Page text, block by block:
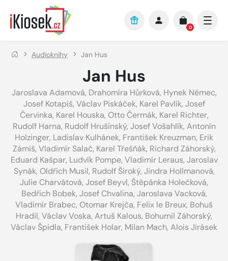
Přejít na hlavní obsah
0
Audioknihy Jan Hus
Jan Hus
Jaroslava Adamová, Drahomíra Hůrková, Hynek Němec,
Josef Kotapiš, Václav Piskáček, Karel Pavlík, Josef
Červinka, Karel Houska, Otto Čermák, Karel Richter,
Rudolf Harna, Rudolf Hrušínský, Josef Vošahlík, Antonín
Holzinger, Ladislav Kulhánek, František Kreuzman, Erik
Zámiš, Vladimír Salač, Karel Třešňák, Richard Záhorský,
Eduard Kašpar, Ludvík Pompe, Vladimír Leraus, Jaroslav
Synák, Oldřich Musil, Rudolf Široký, Jindra Hollmanová,
Julie Charvátová, Josef Beyvl, Štěpánka Holečková,
Bedřich Bobek, Josef Chvalina, Jaroslava Vacková,
Vladimír Brabec, Otomar Krejča, Felix le Breux, Bohuš
Hradil, Václav Voska, Artuš Kalous, Bohumil Záhorský,
Václav Špidla, František Holar, Milan Mach, Alois Jirásek